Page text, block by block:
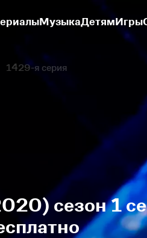
МузыкаДетямИгры
1429-я серия
сезон 1